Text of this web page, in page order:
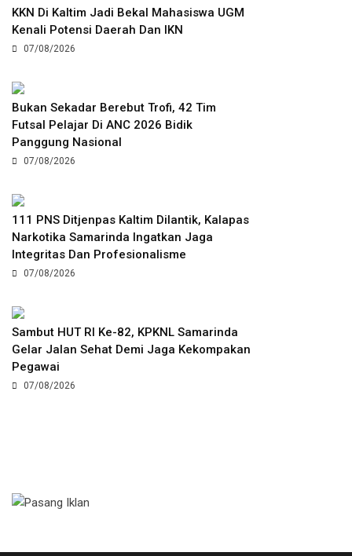
KKN Di Kaltim Jadi Bekal Mahasiswa UGM
Kenali Potensi Daerah Dan IKN
07/08/2026
Bukan Sekadar Berebut Trofi, 42 Tim
Futsal Pelajar Di ANC 2026 Bidik
Panggung Nasional
07/08/2026
111 PNS Ditjenpas Kaltim Dilantik, Kalapas
Narkotika Samarinda Ingatkan Jaga
Integritas Dan Profesionalisme
07/08/2026
Sambut HUT RI Ke-82, KPKNL Samarinda
Gelar Jalan Sehat Demi Jaga Kekompakan
Pegawai
07/08/2026